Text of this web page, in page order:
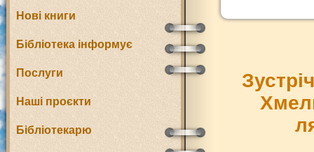
Нові книги
Бібліотека інформує
Послуги
Наші проєкти
Бібліотекарю